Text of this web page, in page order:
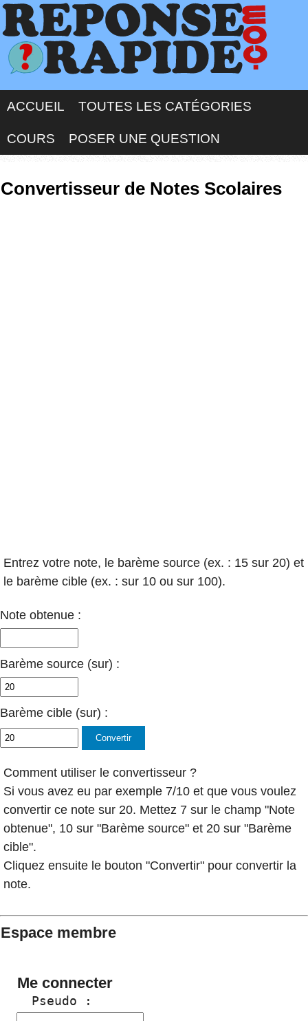
ACCUEIL TOUTES LES CATÉGORIES
COURS POSER UNE QUESTION
Convertisseur de Notes Scolaires
Entrez votre note, le barème source (ex. : 15 sur 20) et
le barème cible (ex. : sur 10 ou sur 100).
Note obtenue :
Barème source (sur) :
Barème cible (sur) :
Comment utiliser le convertisseur ?
Si vous avez eu par exemple 7/10 et que vous voulez
convertir ce note sur 20. Mettez 7 sur le champ "Note
obtenue", 10 sur "Barème source" et 20 sur "Barème
cible".
Cliquez ensuite le bouton "Convertir" pour convertir la
note.
Espace membre
Me connecter
  Pseudo :